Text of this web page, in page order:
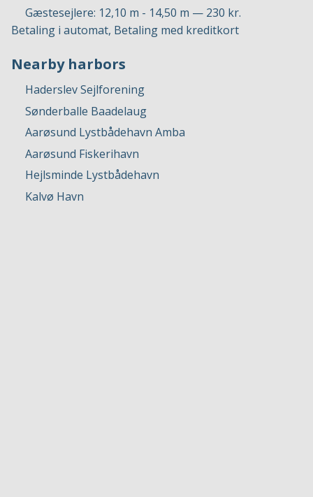
Gæstesejlere: 12,10 m - 14,50 m — 230 kr.
Betaling i automat, Betaling med kreditkort
Nearby harbors
Haderslev Sejlforening
Sønderballe Baadelaug
Aarøsund Lystbådehavn Amba
Aarøsund Fiskerihavn
Hejlsminde Lystbådehavn
Kalvø Havn